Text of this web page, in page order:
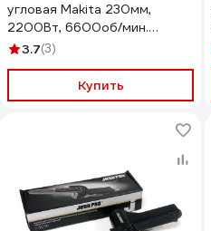
угловая Makita 230мм,
2200Вт, 6600об/мин.
M0921B
3.7(3)
Купить